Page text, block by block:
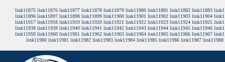
link11875 link11876 link11877 link11878 link11879 link11880 link11881 link11882 link11883
link11896 link11897 link11898 link11899 link11900 link11901 link11902 link11903 link11904
link11917 link11918 link11919 link11920 link11921 link11922 link11923 link11924 link11925
link11938 link11939 link11940 link11941 link11942 link11943 link11944 link11945 link11946
link11959 link11960 link11961 link11962 link11963 link11964 link11965 link11966 link11967
link11980 link11981 link11982 link11983 link11984 link11985 link11986 link11987 link11988